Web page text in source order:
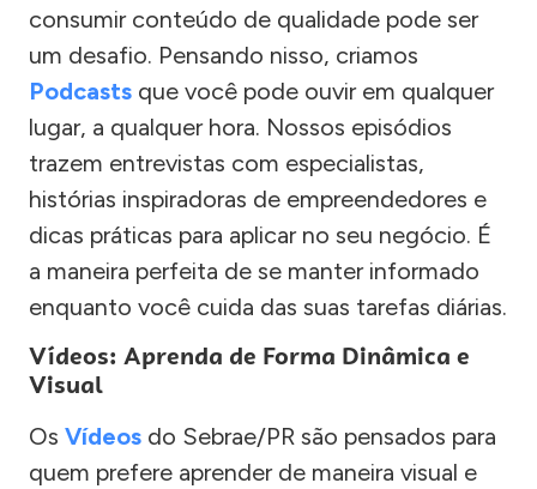
consumir conteúdo de qualidade pode ser
um desafio. Pensando nisso, criamos
Podcasts que você pode ouvir em qualquer
lugar, a qualquer hora. Nossos episódios
trazem entrevistas com especialistas,
histórias inspiradoras de empreendedores e
dicas práticas para aplicar no seu negócio. É
a maneira perfeita de se manter informado
enquanto você cuida das suas tarefas diárias.
Vídeos: Aprenda de Forma Dinâmica e
Visual
Os Vídeos do Sebrae/PR são pensados para
quem prefere aprender de maneira visual e